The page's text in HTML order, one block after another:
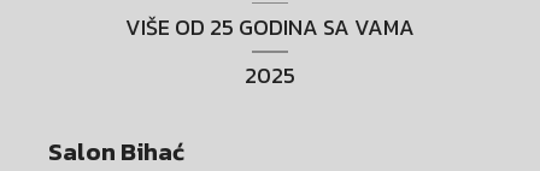
VIŠE OD 25 GODINA SA VAMA
2025
Salon Bihać